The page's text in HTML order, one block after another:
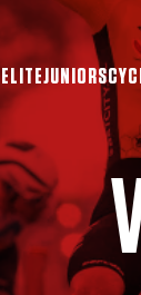
ELITEJUNIORS